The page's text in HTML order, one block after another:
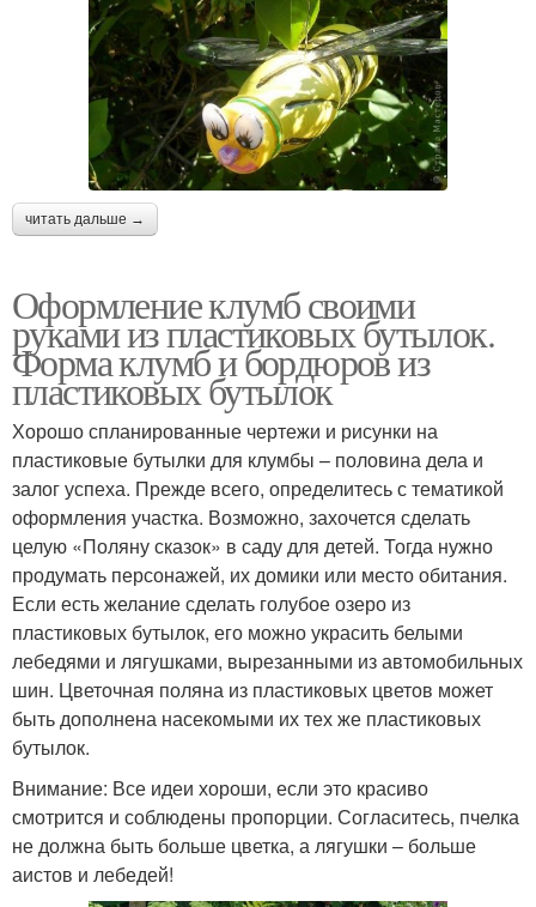
читать дальше →
Оформление клумб своими
руками из пластиковых бутылок.
Форма клумб и бордюров из
пластиковых бутылок
Хорошо спланированные чертежи и рисунки на
пластиковые бутылки для клумбы – половина дела и
залог успеха. Прежде всего, определитесь с тематикой
оформления участка. Возможно, захочется сделать
целую «Поляну сказок» в саду для детей. Тогда нужно
продумать персонажей, их домики или место обитания.
Если есть желание сделать голубое озеро из
пластиковых бутылок, его можно украсить белыми
лебедями и лягушками, вырезанными из автомобильных
шин. Цветочная поляна из пластиковых цветов может
быть дополнена насекомыми их тех же пластиковых
бутылок.
Внимание: Все идеи хороши, если это красиво
смотрится и соблюдены пропорции. Согласитесь, пчелка
не должна быть больше цветка, а лягушки – больше
аистов и лебедей!